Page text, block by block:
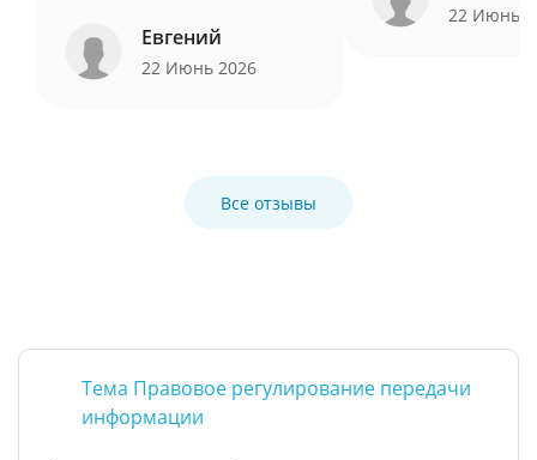
Евгений
22 Июнь 2026
22 Июнь
Все отзывы
Тема Правовое регулирование передачи
информации